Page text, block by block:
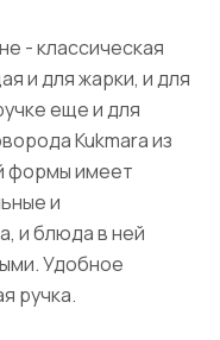
- классическая
и для жарки, и для
еще и для
Kukmara из
формы имеет
и
и блюда в ней
Удобное
ручка.